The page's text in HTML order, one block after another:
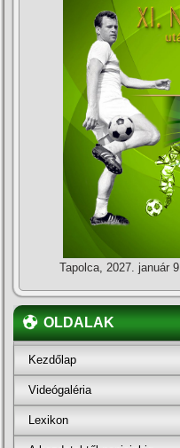
Tapolca, 2027. január 9.
OLDALAK
Kezdőlap
Videógaléria
Lexikon